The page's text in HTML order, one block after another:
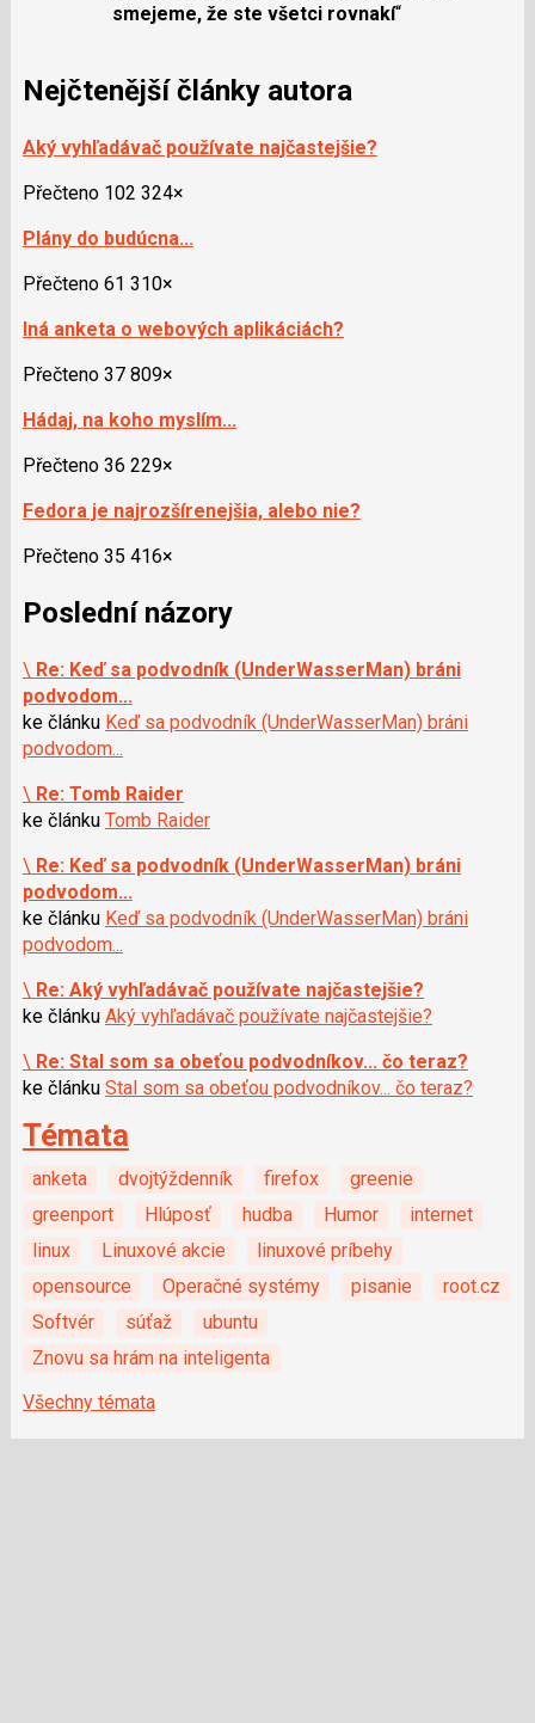
smejeme, že ste všetci rovnakí“
Nejčtenější články autora
Aký vyhľadávač používate najčastejšie?
Přečteno 102 324×
Plány do budúcna...
Přečteno 61 310×
Iná anketa o webových aplikáciách?
Přečteno 37 809×
Hádaj, na koho myslím...
Přečteno 36 229×
Fedora je najrozšírenejšia, alebo nie?
Přečteno 35 416×
Poslední názory
\ Re: Keď sa podvodník (UnderWasserMan) bráni
podvodom...
ke článku Keď sa podvodník (UnderWasserMan) bráni
podvodom...
\ Re: Tomb Raider
ke článku Tomb Raider
\ Re: Keď sa podvodník (UnderWasserMan) bráni
podvodom...
ke článku Keď sa podvodník (UnderWasserMan) bráni
podvodom...
\ Re: Aký vyhľadávač používate najčastejšie?
ke článku Aký vyhľadávač používate najčastejšie?
\ Re: Stal som sa obeťou podvodníkov... čo teraz?
ke článku Stal som sa obeťou podvodníkov... čo teraz?
Témata
anketa dvojtýždenník firefox
greenie
greenport
Hlúposť hudba Humor
internet
linux
Linuxové akcie
linuxové príbehy
opensource
Operačné systémy pisanie
root.cz
Softvér
súťaž
ubuntu
Znovu sa hrám na inteligenta
Všechny témata